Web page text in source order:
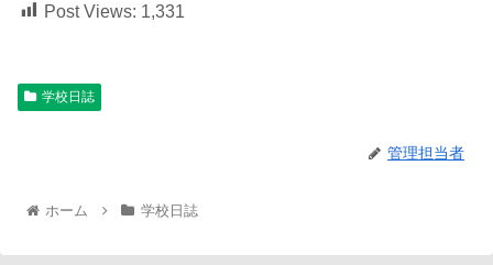
Post Views: 1,331
学校日誌
管理担当者
ホーム 学校日誌